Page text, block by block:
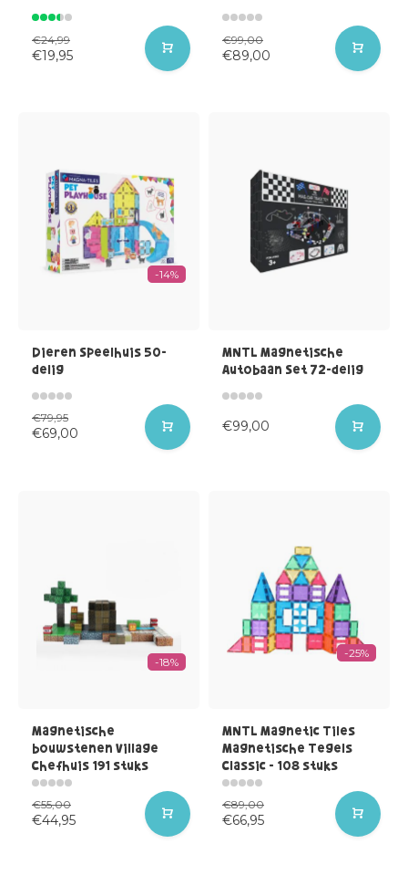
€24,99
€19,95
€99,00
€89,00
-14%
Dieren Speelhuis 50-
delig
€79,95
€69,00
MNTL Magnetische
Autobaan Set 72-delig
€99,00
-18%
Magnetische
bouwstenen Village
Chefhuis 191 stuks
€55,00
€44,95
-25%
MNTL Magnetic Tiles
Magnetische Tegels
Classic - 108 stuks
€89,00
€66,95